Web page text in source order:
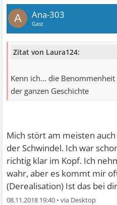
A Ana-303
Gast
Zitat von Laura124:
Kenn ich... die
der ganzen Geschichte
Mich stört am meisten
der Schwindel. Ich war
richtig klar im Kopf. Ich
wahr, aber es kommt mir
(Derealisation) Ist das bei
08.11.2018 19:40 •